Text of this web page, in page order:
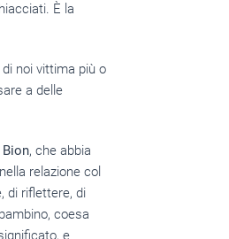
È la
noi vittima più o
a delle
Bion, che abbia
relazione col
di riflettere, di
coesa
e